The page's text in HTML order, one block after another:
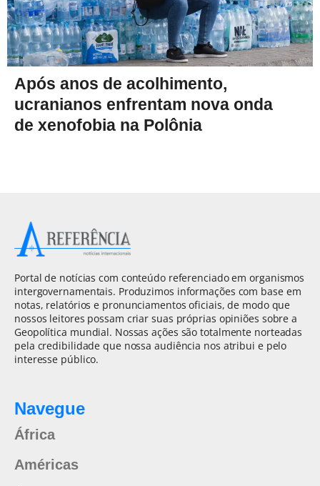
Após anos de acolhimento,
ucranianos enfrentam nova onda
de xenofobia na Polônia
Portal de notícias com conteúdo referenciado em organismos
intergovernamentais. Produzimos informações com base em
notas, relatórios e pronunciamentos oficiais, de modo que
nossos leitores possam criar suas próprias opiniões sobre a
Geopolítica mundial. Nossas ações são totalmente norteadas
pela credibilidade que nossa audiência nos atribui e pelo
interesse público.
Navegue
África
Américas